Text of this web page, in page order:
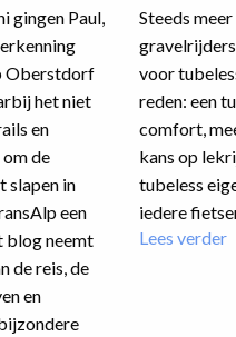
gingen Paul,
Oberstdorf
het niet
en
de
slapen in
een
blog neemt
de reis, de
en
Steeds
voor
reden: een
comfort,
kans op
tubeless
iedere
Lees verder